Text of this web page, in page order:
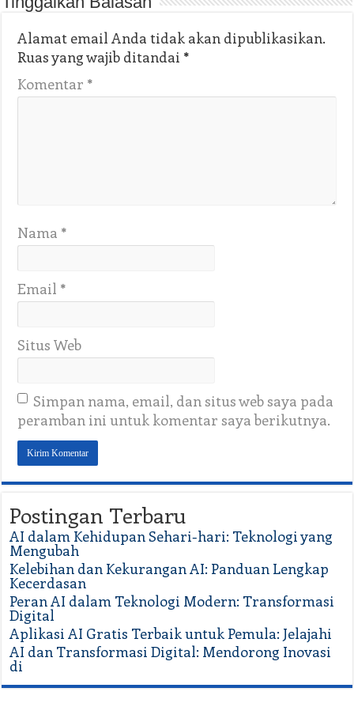
Alamat email Anda tidak akan dipublikasikan.
Ruas yang wajib ditandai *
Komentar *
Nama *
Email *
Situs Web
Simpan nama, email, dan situs web saya pada
peramban ini untuk komentar saya berikutnya.
Postingan Terbaru
AI dalam Kehidupan Sehari-hari: Teknologi yang
Mengubah
Kelebihan dan Kekurangan AI: Panduan Lengkap
Kecerdasan
Peran AI dalam Teknologi Modern: Transformasi
Digital
Aplikasi AI Gratis Terbaik untuk Pemula: Jelajahi
AI dan Transformasi Digital: Mendorong Inovasi
di